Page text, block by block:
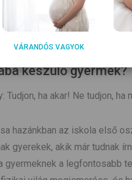
készülő gyermek?
ha akar! Ne tudjon, ha
hazánkban az iskola első
gyerekek, akik már tudnak
gyermeknek a legfontosabb
VÁRANDÓS VAGYOK